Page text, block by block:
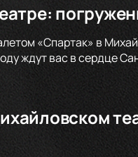
«Спартак» в
ждут вас в сердце